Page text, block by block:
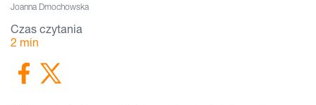
Joanna Dmochowska
Czas czytania
2 min